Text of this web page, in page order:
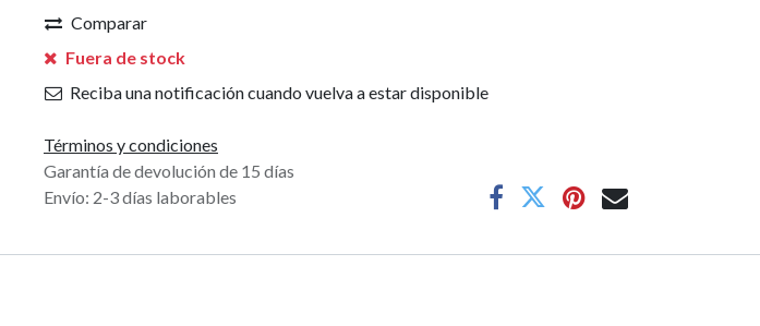
Comparar
Fuera de stock
Reciba una notificación cuando vuelva a estar disponible
Términos y condiciones
Garantía de devolución de 15 días
Envío: 2-3 días laborables